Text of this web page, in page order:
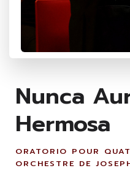
Nunca
Hermosa
ORATORIO POUR
ORCHESTRE DE